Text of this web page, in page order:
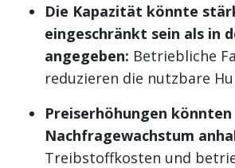
Die Kapazität könnte
eingeschränkt sein als in
angegeben: Betriebliche
reduzieren die nutzbare
Preiserhöhungen könnten
Nachfragewachstum
Treibstoffkosten und